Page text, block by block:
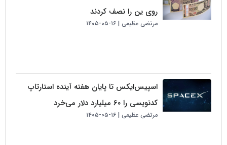
روی ین را نصف کردند
مرتضی عظیمی ۱۶-۰۵-۱۴۰۵
اسپیس‌ایکس تا پایان هفته آینده استارتاپ
کدنویسی را ۶۰ میلیارد دلار می‌خرد
مرتضی عظیمی ۱۶-۰۵-۱۴۰۵